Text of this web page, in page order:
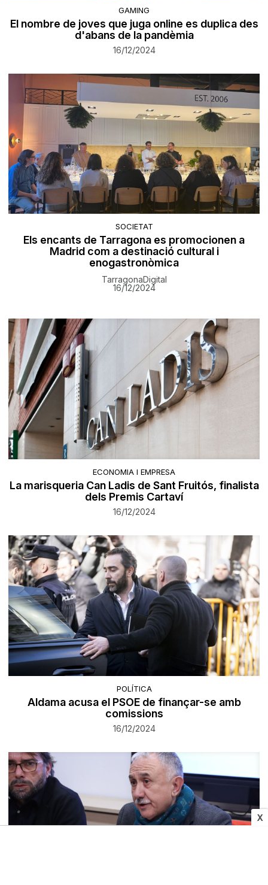
X
GAMING
El nombre de joves que juga online es duplica des
d'abans de la pandèmia
16/12/2024
SOCIETAT
Els encants de Tarragona es promocionen a
Madrid com a destinació cultural i
enogastronòmica
TarragonaDigital
16/12/2024
ECONOMIA I EMPRESA
La marisqueria Can Ladis de Sant Fruitós, finalista
dels Premis Cartaví
16/12/2024
POLÍTICA
Aldama acusa el PSOE de finançar-se amb
comissions
16/12/2024